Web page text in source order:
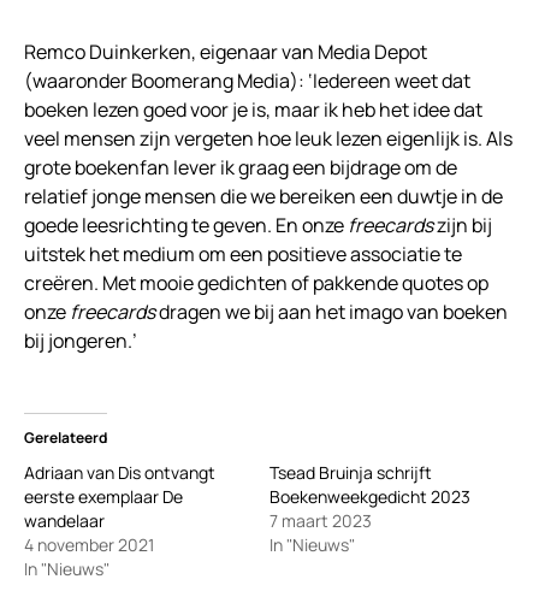
Remco Duinkerken, eigenaar van Media Depot
(waaronder Boomerang Media): ‘Iedereen weet dat
boeken lezen goed voor je is, maar ik heb het idee dat
veel mensen zijn vergeten hoe leuk lezen eigenlijk is. Als
grote boekenfan lever ik graag een bijdrage om de
relatief jonge mensen die we bereiken een duwtje in de
goede leesrichting te geven. En onze freecardszijn bij
uitstek het medium om een positieve associatie te
creëren. Met mooie gedichten of pakkende quotes op
onze freecardsdragen we bij aan het imago van boeken
bij jongeren.’
Gerelateerd
Adriaan van Dis ontvangt
eerste exemplaar De
wandelaar
4 november 2021
In "Nieuws"
Tsead Bruinja schrijft
Boekenweekgedicht 2023
7 maart 2023
In "Nieuws"